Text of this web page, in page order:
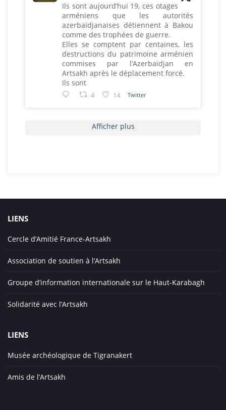
Ils sont aujourd’hui 19, ces otages
arméniens que les autorités
azerbaïdjanaises détiennent à Bakou
comme des trophées de guerre.
Elles se comptent par centaines, les
destructions du patrimoine arménien
commises par l’Azerbaïdjan en
Artsakh après le déplacement forcé.
Ils sont
4 14 Twitter
Afficher plus
LIENS
Cercle d’Amitié France-Artsakh
Association de soutien à l’Artsakh
Groupe d’information internationale sur le Haut-Karabagh
Solidarité avec l’Artsakh
LIENS
Musée archéologique de Tigranakert
Amis de l’Artsakh